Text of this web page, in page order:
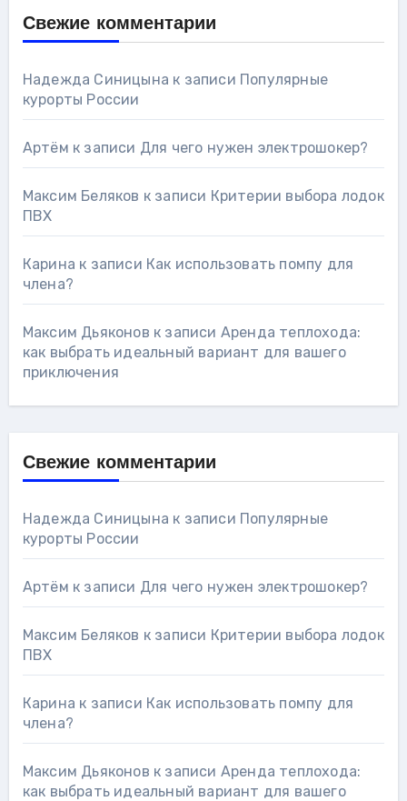
Свежие комментарии
Надежда Синицына к записи Популярные
курорты России
Артём к записи Для чего нужен электрошокер?
Максим Беляков к записи Критерии выбора лодок
ПВХ
Карина к записи Как использовать помпу для
члена?
Максим Дьяконов к записи Аренда теплохода:
как выбрать идеальный вариант для вашего
приключения
Свежие комментарии
Надежда Синицына к записи Популярные
курорты России
Артём к записи Для чего нужен электрошокер?
Максим Беляков к записи Критерии выбора лодок
ПВХ
Карина к записи Как использовать помпу для
члена?
Максим Дьяконов к записи Аренда теплохода:
как выбрать идеальный вариант для вашего